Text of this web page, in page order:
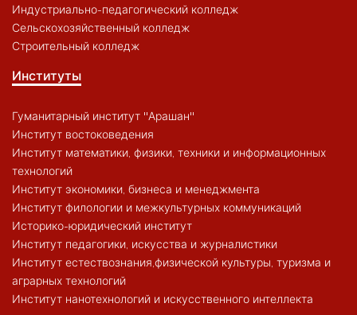
Индустриально-педагогический колледж
Сельскохозяйственный колледж
Строительный колледж
Институты
Гуманитарный институт "Арашан"
Институт востоковедения
Институт математики, физики, техники и информационных
технологий
Институт экономики, бизнеса и менеджмента
Институт филологии и межкультурных коммуникаций
Историко-юридический институт
Институт педагогики, искусства и журналистики
Институт естествознания,физической культуры, туризма и
аграрных технологий
Институт нанотехнологий и искусственного интеллекта